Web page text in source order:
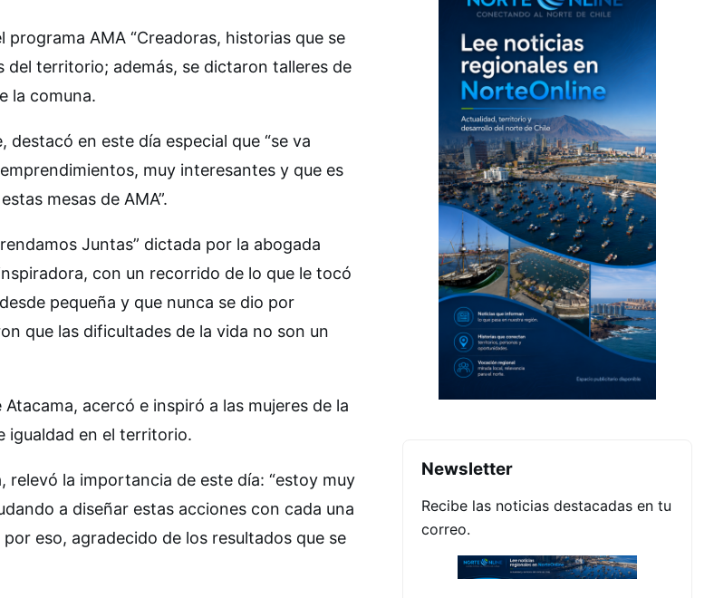
AMA “Creadoras, historias que se
del territorio; además, se dictaron talleres de
la comuna.
en este día especial que “se va
muy interesantes y que es
mesas de AMA”.
Juntas” dictada por la abogada
con un recorrido de lo que le tocó
pequeña y que nunca se dio por
que las dificultades de la vida no son un
acercó e inspiró a las mujeres de la
igualdad en el territorio.
relevó la importancia de este día: “estoy muy
a diseñar estas acciones con cada una
eso, agradecido de los resultados que se
Newsletter
Recibe las noticias destacadas en tu
correo.